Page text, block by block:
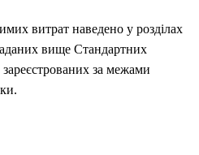
витрат наведено у розділах
вище Стандартних
за межами